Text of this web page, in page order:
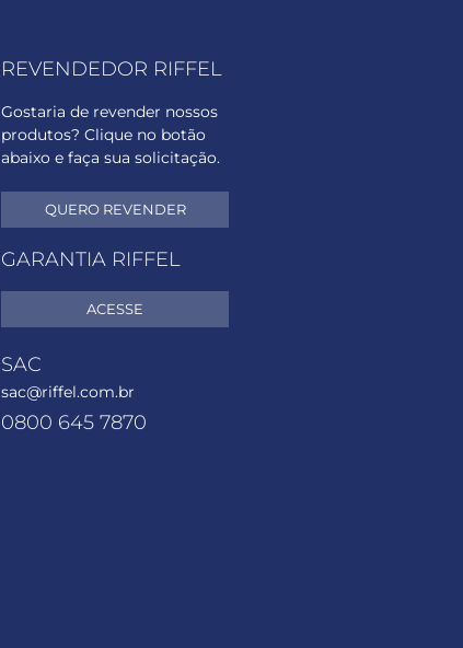
REVENDEDOR RIFFEL
Gostaria de revender nossos
produtos? Clique no botão
abaixo e faça sua solicitação.
QUERO REVENDER
GARANTIA RIFFEL
ACESSE
SAC
sac@riffel.com.br
0800 645 7870